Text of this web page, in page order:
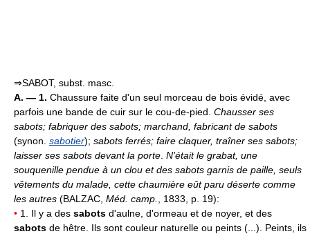
⇒SABOT, subst. masc.
A. — 1. Chaussure faite d'un seul morceau de bois évidé, avec
parfois une bande de cuir sur le cou-de-pied. Chausser ses
sabots; fabriquer des sabots; marchand, fabricant de sabots
(synon. sabotier); sabots ferrés; faire claquer, traîner ses sabots;
laisser ses sabots devant la porte. N'était le grabat, une
souquenille pendue à un clou et des sabots garnis de paille, seuls
vêtements du malade, cette chaumière eût paru déserte comme
les autres (BALZAC, Méd. camp., 1833, p. 19):
• 1. Il y a des sabots d'aulne, d'ormeau et de noyer, et des
sabots de hêtre. Ils sont couleur naturelle ou peints (...). Peints, ils